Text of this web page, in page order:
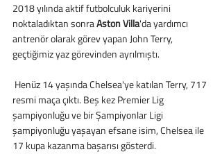
2018 yılında aktif futbolculuk kariyerini
noktaladıktan sonra Aston Villa'da yardımcı
antrenör olarak görev yapan John Terry,
geçtiğimiz yaz görevinden ayrılmıştı.
resmi maça çıktı. Beş kez Premier Lig
şampiyonluğu ve bir Şampiyonlar Ligi
şampiyonluğu yaşayan efsane isim, Chelsea ile
17 kupa kazanma başarısı gösterdi.